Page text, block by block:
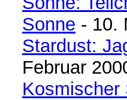
Sonne - 10.
Stardust:
Februar
Kosmischer